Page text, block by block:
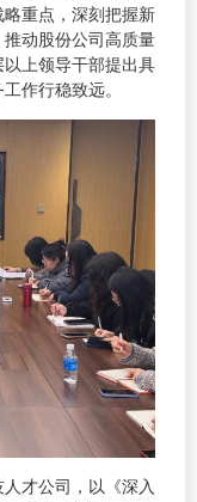
重点，深刻把握新
动股份公司高质量
上领导干部提出具
作行稳致远。
才公司，以《深入